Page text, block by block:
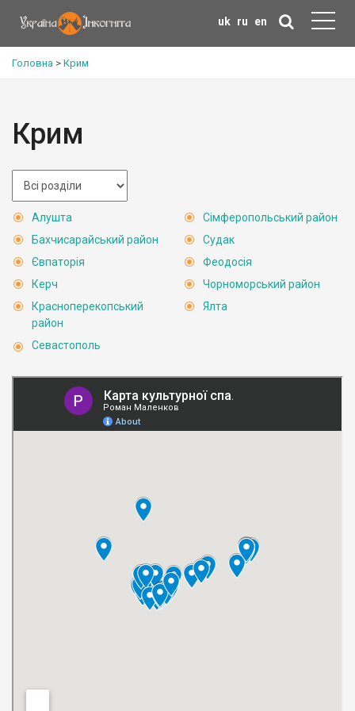
uk ru en
Головна > Крим
Крим
Алушта
Бахчисарайський район
Євпаторія
Керч
Красноперекопський
район
Севастополь
Сімферопольський район
Судак
Феодосія
Чорноморський район
Ялта